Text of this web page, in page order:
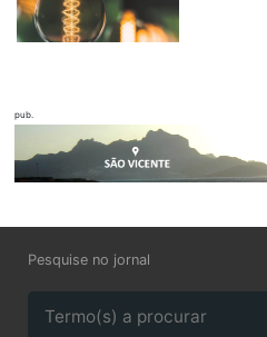
pub.
Pesquise no jornal